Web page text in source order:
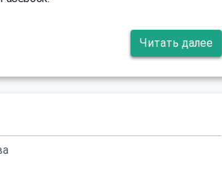
Читать далее